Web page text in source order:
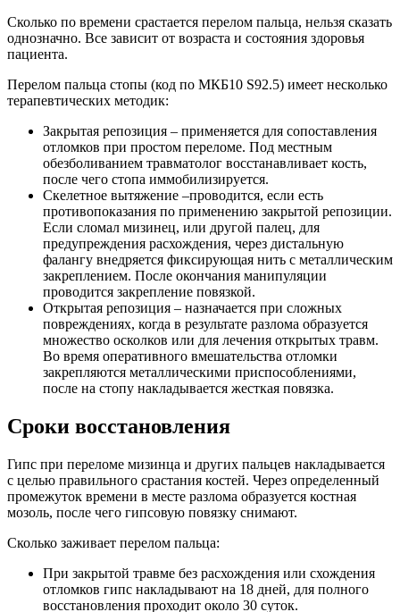
Сколько по времени срастается перелом пальца, нельзя сказать
однозначно. Все зависит от возраста и состояния здоровья
пациента.
Перелом пальца стопы (код по МКБ10 S92.5) имеет несколько
терапевтических методик:
Закрытая репозиция – применяется для сопоставления
отломков при простом переломе. Под местным
обезболиванием травматолог восстанавливает кость,
после чего стопа иммобилизируется.
Скелетное вытяжение –проводится, если есть
противопоказания по применению закрытой репозиции.
Если сломал мизинец, или другой палец, для
предупреждения расхождения, через дистальную
фалангу внедряется фиксирующая нить с металлическим
закреплением. После окончания манипуляции
проводится закрепление повязкой.
Открытая репозиция – назначается при сложных
повреждениях, когда в результате разлома образуется
множество осколков или для лечения открытых травм.
Во время оперативного вмешательства отломки
закрепляются металлическими приспособлениями,
после на стопу накладывается жесткая повязка.
Сроки восстановления
Гипс при переломе мизинца и других пальцев накладывается
с целью правильного срастания костей. Через определенный
промежуток времени в месте разлома образуется костная
мозоль, после чего гипсовую повязку снимают.
Сколько заживает перелом пальца:
При закрытой травме без расхождения или схождения
отломков гипс накладывают на 18 дней, для полного
восстановления проходит около 30 суток.